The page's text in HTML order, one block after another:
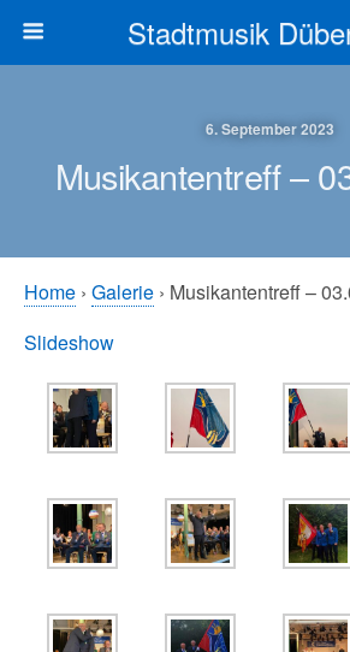
Stadtmusik
6. September 2023
Musikantentreff –
Home › Galerie › Musikantentreff –
Slideshow